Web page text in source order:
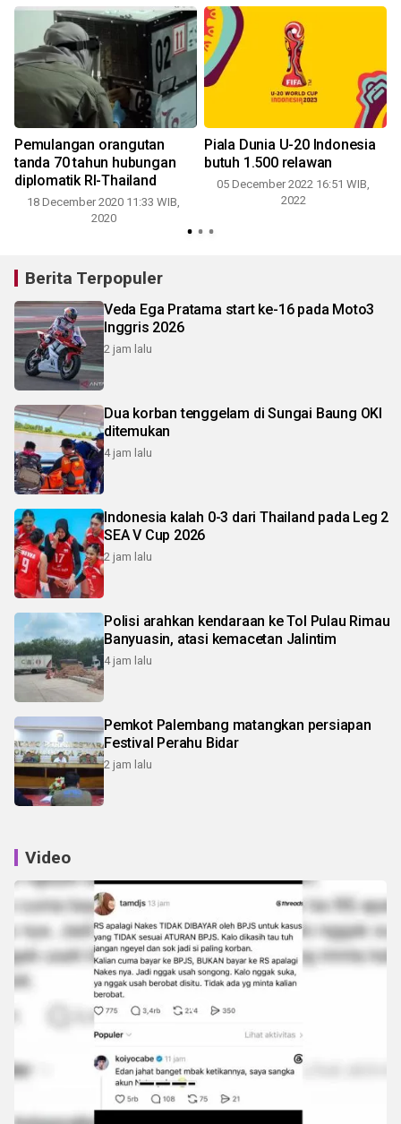
Pemulangan orangutan
tanda 70 tahun hubungan
diplomatik RI-Thailand
18 December 2020 11:33 WIB,
2020
Piala Dunia U-20 Indonesia
butuh 1.500 relawan
05 December 2022 16:51 WIB,
2022
Berita Terpopuler
Veda Ega Pratama start ke-16 pada Moto3
Inggris 2026
2 jam lalu
Dua korban tenggelam di Sungai Baung OKI
ditemukan
4 jam lalu
Indonesia kalah 0-3 dari Thailand pada Leg 2
SEA V Cup 2026
2 jam lalu
Polisi arahkan kendaraan ke Tol Pulau Rimau
Banyuasin, atasi kemacetan Jalintim
4 jam lalu
Pemkot Palembang matangkan persiapan
Festival Perahu Bidar
2 jam lalu
Video